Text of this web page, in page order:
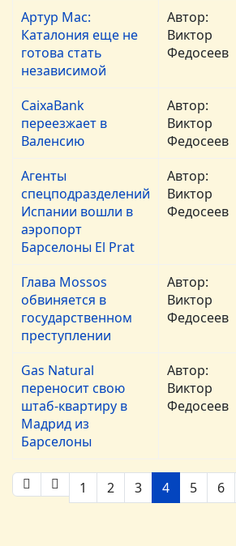
Артур Мас:
Каталония еще не
готова стать
независимой
Автор:
Виктор
Федосеев
CaixaBank
переезжает в
Валенсию
Автор:
Виктор
Федосеев
Агенты
спецподразделений
Испании вошли в
аэропорт
Барселоны El Prat
Автор:
Виктор
Федосеев
Глава Mossos
обвиняется в
государственном
преступлении
Автор:
Виктор
Федосеев
Gas Natural
переносит свою
штаб-квартиру в
Мадрид из
Барселоны
Автор:
Виктор
Федосеев
1 2 3 4 5 6